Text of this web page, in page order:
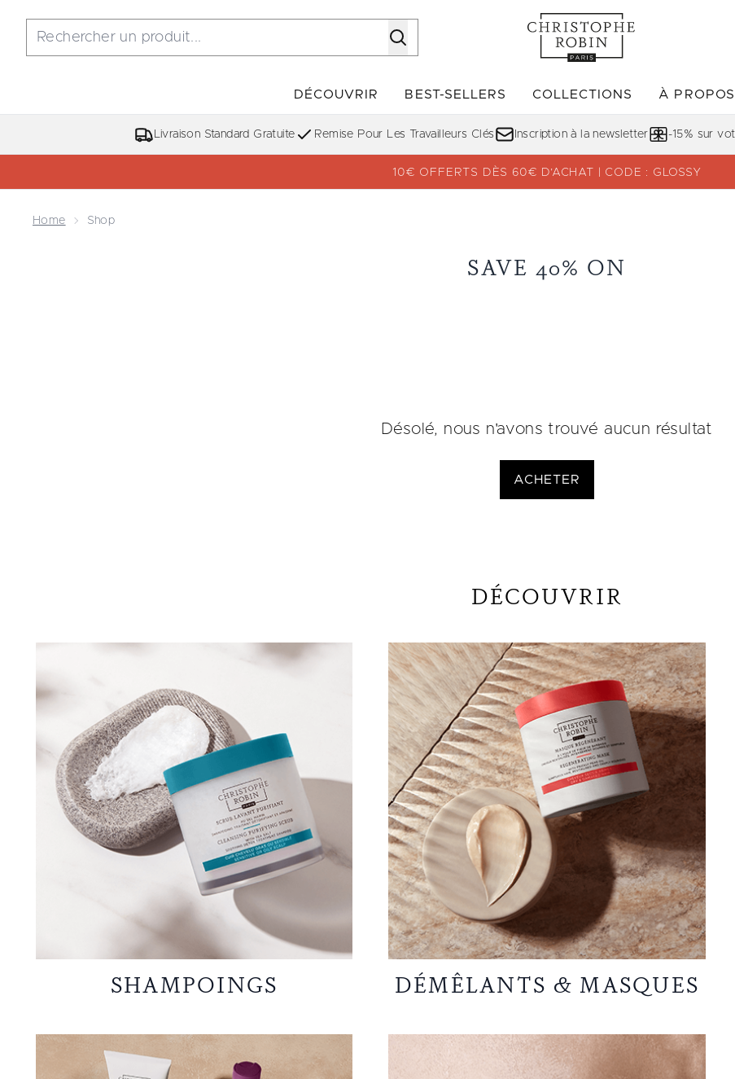
DÉCOUVRIR
Accédez au sous-menu (DÉCOUVRIR)
BEST-SELLERS
Accédez au sous-menu (BEST-
COLLECTIONS À PROPOS
Livraison Standard Gratuite Remise Pour Les Travailleurs Clés Inscription à la newsletter -15% sur
10€ OFFERTS DÈS 60€ D’ACHAT | CODE : GLOSSY
Home Shop
SAVE 40% ON
Désolé, nous n'avons trouvé aucun résultat
ACHETER
DÉCOUVRIR
SHAMPOINGS DÉMÊLANTS & MASQUES